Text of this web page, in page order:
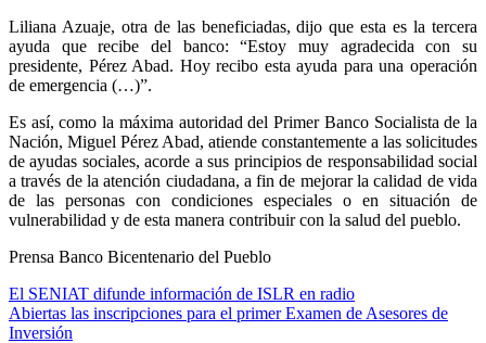
Liliana Azuaje, otra de las beneficiadas, dijo que esta es la tercera
ayuda que recibe del banco: “Estoy muy agradecida con su
presidente, Pérez Abad. Hoy recibo esta ayuda para una operación
de emergencia (…)”.
Es así, como la máxima autoridad del Primer Banco Socialista de la
Nación, Miguel Pérez Abad, atiende constantemente a las solicitudes
de ayudas sociales, acorde a sus principios de responsabilidad social
a través de la atención ciudadana, a fin de mejorar la calidad de vida
de las personas con condiciones especiales o en situación de
vulnerabilidad y de esta manera contribuir con la salud del pueblo.
Prensa Banco Bicentenario del Pueblo
El SENIAT difunde información de ISLR en radio
Abiertas las inscripciones para el primer Examen de Asesores de
Inversión